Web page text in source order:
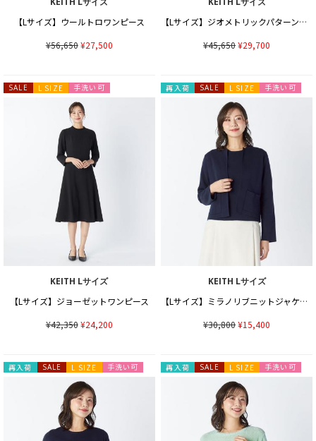
【Lサイズ】ウールトロワンピース
¥56,650¥27,500
【Lサイズ】ジオメトリックパターンワンピース
¥45,650¥29,700
SALE L SIZE 手洗い可
KEITH Lサイズ
【Lサイズ】ジョーゼットワンピース
¥42,350¥24,200
再入荷 SALE L SIZE 手洗い可
KEITH Lサイズ
【Lサイズ】ミラノリブニットジャケット
¥30,800¥15,400
再入荷 SALE L SIZE 手洗い可 再入荷 SALE L SIZE 手洗い可